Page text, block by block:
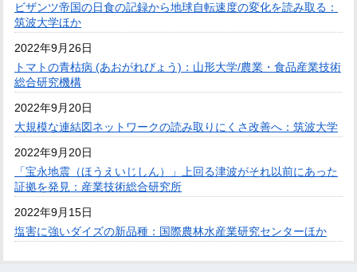
ビザンツ帝国の日食の記録から地球自転速度の変化を読み取る：
筑波大学ほか
2022年9月26日
トマトの青枯病 (あおがれびょう)：山形大学/農業・食品産業技術
総合研究機構
2022年9月20日
大規模な連結図ネットワークの読み取りにくさ改善へ：筑波大学
2022年9月20日
「宝永地震（ほうえいじしん）」上回る津波がそれ以前にあった
証拠を発見：産業技術総合研究所
2022年9月15日
塩害に強いダイズの新品種：国際農林水産業研究センターほか